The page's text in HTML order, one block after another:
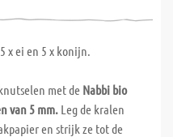
x ei en 5 x konijn.
met de Nabbi bio
van 5 mm. Leg de kralen
en strijk ze tot de